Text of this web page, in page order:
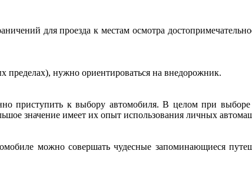
для проезда к местам осмотра
пределах), нужно ориентироваться на внедорожник.
приступить к выбору автомобиля. В целом при выборе
значение имеет их опыт использования личных
можно совершать чудесные запоминающиеся